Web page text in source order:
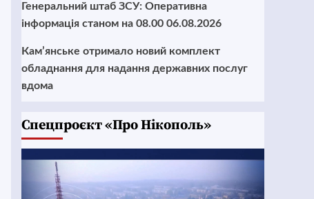
Генеральний штаб ЗСУ: Оперативна
інформація станом на 08.00 06.08.2026
Кам’янське отримало новий комплект
обладнання для надання державних послуг
вдома
Cпецпроєкт «Про Нікополь»